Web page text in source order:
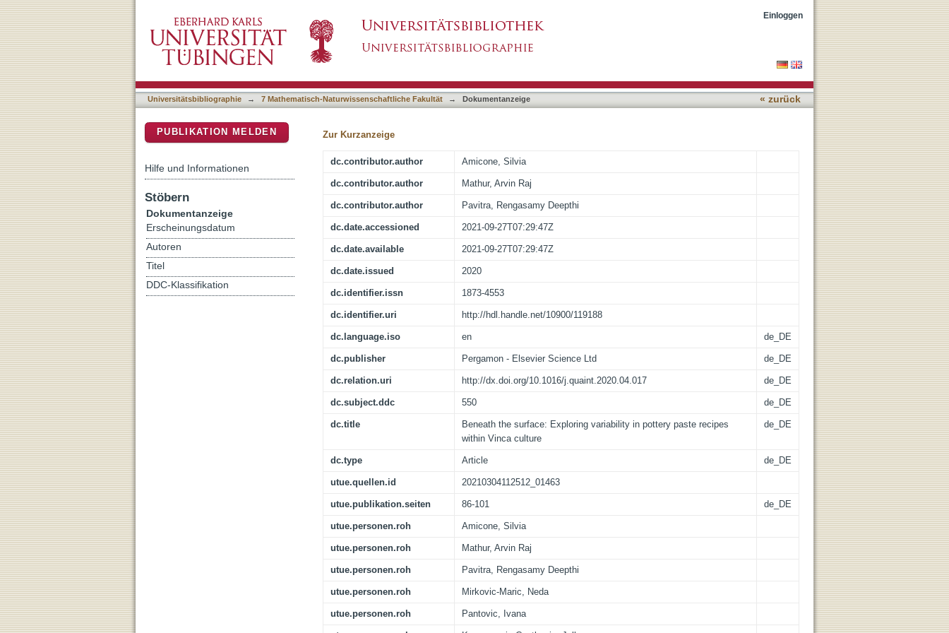
Einloggen
Universitätsbibliographie → 7 Mathematisch-Naturwissenschaftliche Fakultät → Dokumentanzeige « zurück
Zur Kurzanzeige
dc.contributor.author Amicone, Silvia
dc.contributor.author Mathur, Arvin Raj
dc.contributor.author Pavitra, Rengasamy Deepthi
dc.date.accessioned 2021-09-27T07:29:47Z
dc.date.available 2021-09-27T07:29:47Z
dc.date.issued 2020
dc.identifier.issn 1873-4553
dc.identifier.uri http://hdl.handle.net/10900/119188
dc.language.iso en de_DE
dc.publisher Pergamon - Elsevier Science Ltd de_DE
dc.relation.uri http://dx.doi.org/10.1016/j.quaint.2020.04.017 de_DE
dc.subject.ddc 550 de_DE
dc.title
Beneath the surface: Exploring variability in pottery paste recipes
within Vinca culture
de_DE
dc.type Article de_DE
utue.quellen.id 20210304112512_01463
utue.publikation.seiten 86-101 de_DE
utue.personen.roh Amicone, Silvia
utue.personen.roh Mathur, Arvin Raj
utue.personen.roh Pavitra, Rengasamy Deepthi
utue.personen.roh Mirkovic-Maric, Neda
utue.personen.roh Pantovic, Ivana
PUBLIKATION MELDEN
Hilfe und Informationen
Stöbern
Dokumentanzeige
Erscheinungsdatum
Autoren
Titel
DDC-Klassifikation